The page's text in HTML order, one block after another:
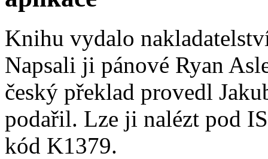
Knihu vydalo
Napsali ji pánové Ryan
český překlad provedl
podařil. Lze ji nalézt pod
kód K1379.